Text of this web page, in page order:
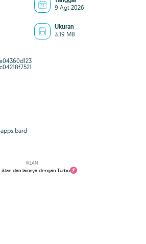
9 Agt 2026
Ukuran
3.19 MB
IKLAN
iklan dan lainnya dengan Turbo